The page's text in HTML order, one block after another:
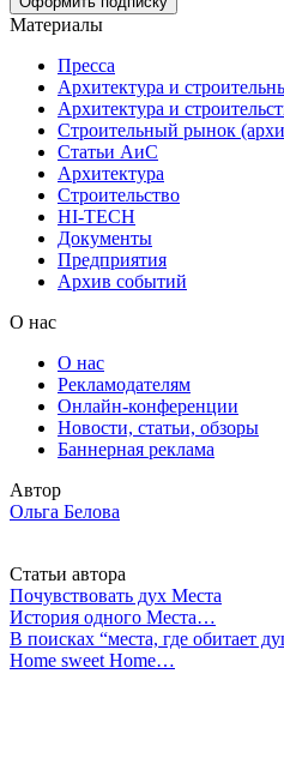
Материалы
Пресса
Архитектура и
Архитектура и
Строительный рынок
Статьи АиС
Архитектура
Строительство
HI-TECH
Документы
Предприятия
Архив событий
О нас
О нас
Рекламодателям
Онлайн-конференции
Новости, статьи, обзоры
Баннерная реклама
Автор
Ольга Белова
Статьи автора
Почувствовать дух Места
История одного Места…
В поисках “места, где обитает
Home sweet Home…